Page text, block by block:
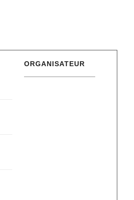
ORGANISATEUR